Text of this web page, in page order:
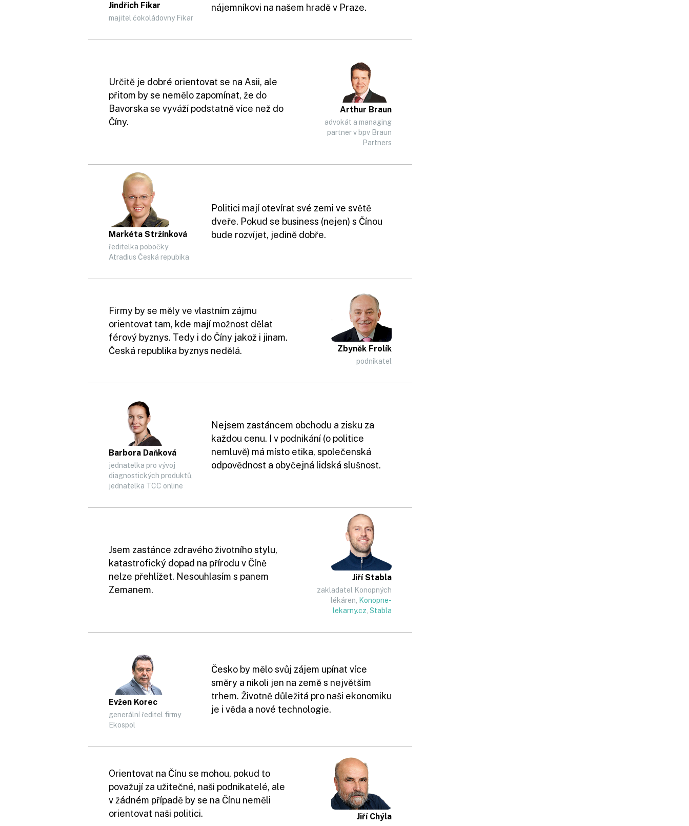
Jindřich Fikar
majitel čokoládovny Fikar
nájemníkovi na našem hradě v Praze.
Arthur Braun
advokát a managing
partner v bpv Braun
Partners
Určitě je dobré orientovat se na Asii, ale
přitom by se nemělo zapomínat, že do
Bavorska se vyváží podstatně více než do
Číny.
Markéta Stržínková
ředitelka pobočky
Atradius Česká repubika
Politici mají otevírat své zemi ve světě
dveře. Pokud se business (nejen) s Čínou
bude rozvíjet, jedině dobře.
Zbyněk Frolík
podnikatel
Firmy by se měly ve vlastním zájmu
orientovat tam, kde mají možnost dělat
férový byznys. Tedy i do Číny jakož i jinam.
Česká republika byznys nedělá.
Barbora Daňková
jednatelka pro vývoj
diagnostických produktů,
jednatelka TCC online
Nejsem zastáncem obchodu a zisku za
každou cenu. I v podnikání (o politice
nemluvě) má místo etika, společenská
odpovědnost a obyčejná lidská slušnost.
Jiří Stabla
zakladatel Konopných
lékáren,
Konopne-
lekarny.cz Stabla
Jsem zastánce zdravého životního stylu,
katastrofický dopad na přírodu v Číně
nelze přehlížet. Nesouhlasím s panem
Zemanem.
Evžen Korec
generální ředitel firmy
Ekospol
Česko by mělo svůj zájem upínat více
směry a nikoli jen na země s největším
trhem. Životně důležitá pro naši ekonomiku
je i věda a nové technologie.
Jiří Chýla
Orientovat na Čínu se mohou, pokud to
považují za užitečné, naši podnikatelé, ale
v žádném případě by se na Čínu neměli
orientovat naši politici.